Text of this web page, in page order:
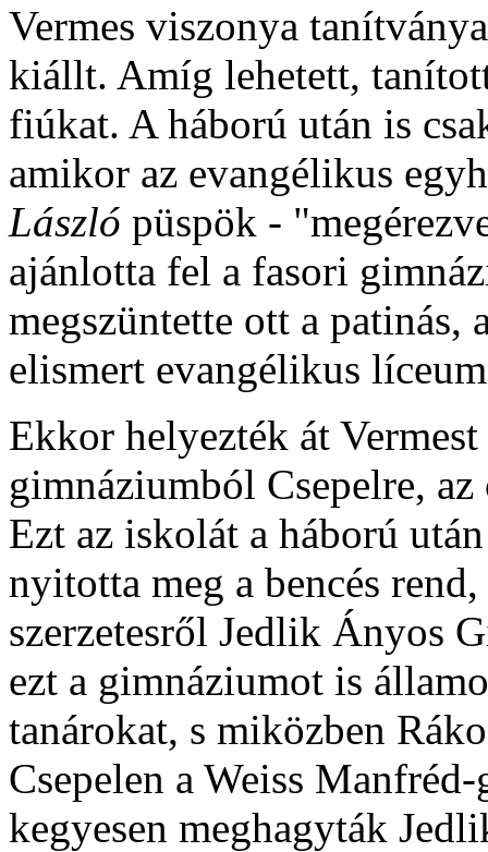
Vermes viszonya
kiállt. Amíg lehetett,
fiúkat. A háború után is
amikor az evangélikus
László püspök -
ajánlotta fel a fasori
megszüntette ott a patinás,
elismert evangélikus
Ekkor helyezték át
gimnáziumból Csepelre,
Ezt az iskolát a háború
nyitotta meg a bencés
szerzetesről Jedlik Ányos
ezt a gimnáziumot is
tanárokat, s miközben
Csepelen a Weiss
kegyesen meghagyták